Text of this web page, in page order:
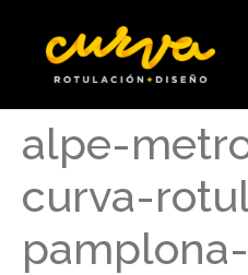
alpe-
curva-